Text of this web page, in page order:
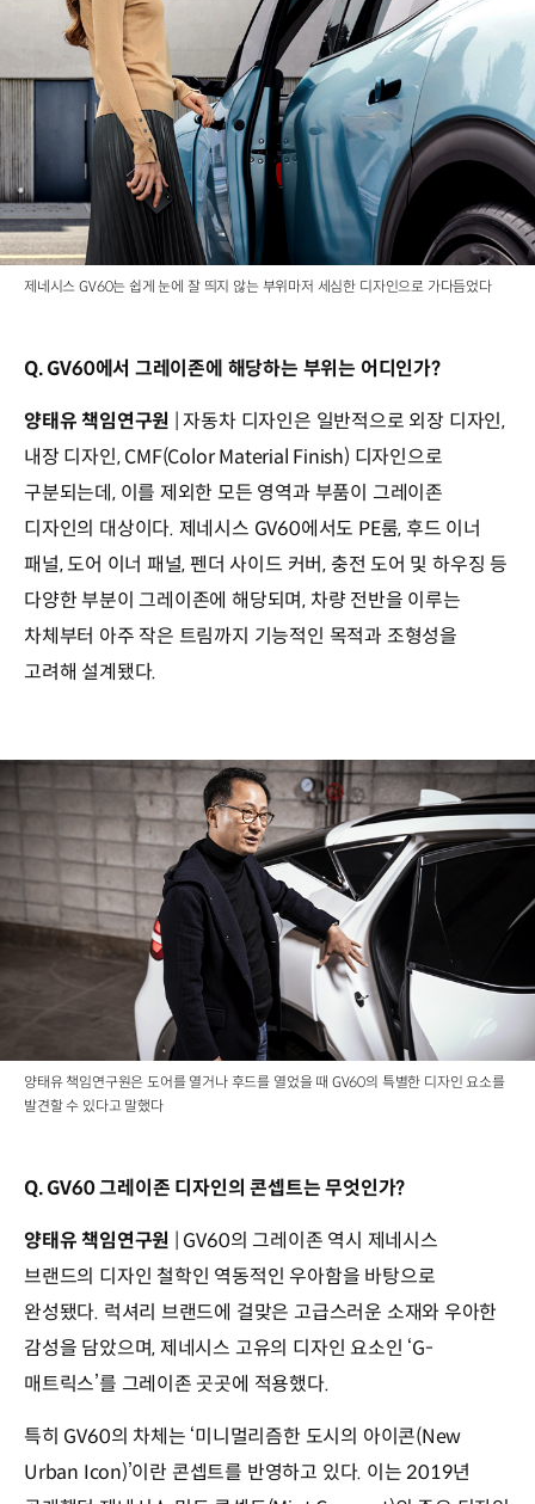
제네시스 GV60는 쉽게 눈에 잘 띄지 않는 부위마저 세심한 디자인으로 가다듬었다
Q. GV60에서 그레이존에 해당하는 부위는 어디인가?
양태유 책임연구원 | 자동차 디자인은 일반적으로 외장 디자인,
내장 디자인, CMF(Color Material Finish) 디자인으로
구분되는데, 이를 제외한 모든 영역과 부품이 그레이존
디자인의 대상이다. 제네시스 GV60에서도 PE룸, 후드 이너
패널, 도어 이너 패널, 펜더 사이드 커버, 충전 도어 및 하우징 등
다양한 부분이 그레이존에 해당되며, 차량 전반을 이루는
차체부터 아주 작은 트림까지 기능적인 목적과 조형성을
고려해 설계됐다.
양태유 책임연구원은 도어를 열거나 후드를 열었을 때 GV60의 특별한 디자인 요소를
발견할 수 있다고 말했다
Q. GV60 그레이존 디자인의 콘셉트는 무엇인가?
양태유 책임연구원 | GV60의 그레이존 역시 제네시스
브랜드의 디자인 철학인 역동적인 우아함을 바탕으로
완성됐다. 럭셔리 브랜드에 걸맞은 고급스러운 소재와 우아한
감성을 담았으며, 제네시스 고유의 디자인 요소인 ‘G-
매트릭스’를 그레이존 곳곳에 적용했다.
특히 GV60의 차체는 ‘미니멀리즘한 도시의 아이콘(New
Urban Icon)’이란 콘셉트를 반영하고 있다. 이는 2019년